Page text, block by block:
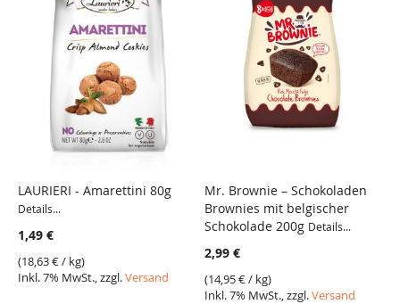
LAURIERI - Amarettini 80g
Details...
1,49 €
(18,63 €/ kg)
Inkl. 7% MwSt., zzgl.Versand
Mr. Brownie – Schokoladen
Brownies mit belgischer
Schokolade 200g Details...
2,99 €
(14,95 €/ kg)
Inkl. 7% MwSt., zzgl.Versand